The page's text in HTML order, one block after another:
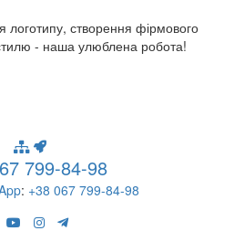
логотипу, створення фірмового
- наша улюблена робота!
799-84-98
: +38 067 799-84-98